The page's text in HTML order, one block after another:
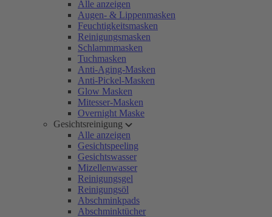
Alle anzeigen
Augen- & Lippenmasken
Feuchtigkeitsmasken
Reinigungsmasken
Schlammmasken
Tuchmasken
Anti-Aging-Masken
Anti-Pickel-Masken
Glow Masken
Mitesser-Masken
Overnight Maske
Gesichtsreinigung
Alle anzeigen
Gesichtspeeling
Gesichtswasser
Mizellenwasser
Reinigungsgel
Reinigungsöl
Abschminkpads
Abschminktücher